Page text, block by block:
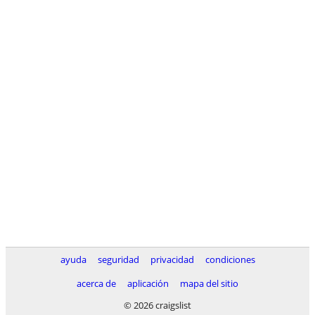
ayuda seguridad privacidad
condiciones
acerca de
aplicación
mapa del sitio
© 2026 craigslist